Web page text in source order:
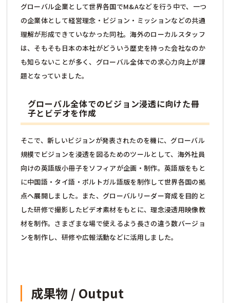
グローバル企業として世界各国でM&Aなどを行う中で、一つ
の企業体として経営理念・ビジョン・ミッションなどの共通
理解が形成できていなかった同社。海外のローカルスタッフ
は、そもそも日本の本社がどういう歴史を持った会社なのか
も知らないことが多く、グローバル全体での求心力向上が課
題となっていました。
グローバル全体でのビジョン浸透に向けた冊
子とビデオを作成
そこで、新しいビジョンが発表されたのを機に、グローバル
規模でビジョンを浸透を図るためのツールとして、海外社員
向けの英語版小冊子をソフィアが企画・制作。英語版をもと
に中国語・タイ語・ポルトガル語版を制作して世界各国の拠
点へ展開しました。また、グローバルリーダー育成を目的と
した研修で撮影したビデオ素材をもとに、理念浸透用映像教
材を制作。さまざまな場で使えるよう長さの違う数バージョ
ンを制作し、研修や広報活動などに活用しました。
成果物 / Output